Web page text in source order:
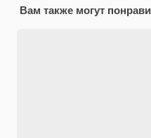
Вам также могут